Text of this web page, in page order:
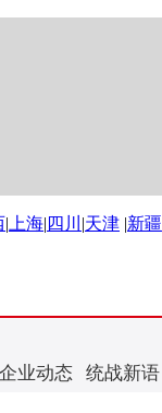
| 上海| 四川 |天津 |新疆
企业动态 统战新语